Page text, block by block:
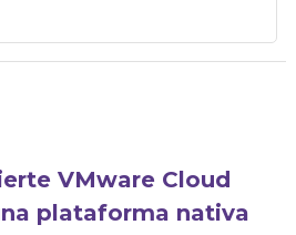
VMware Cloud
plataforma nativa